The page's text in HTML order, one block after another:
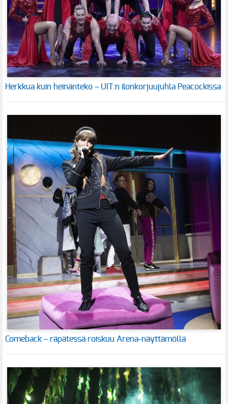
Herkkua kuin heinänteko – UIT:n ilonkorjuujuhla Peacockissa
Comeback – räpätessä roiskuu Arena-näyttämöllä